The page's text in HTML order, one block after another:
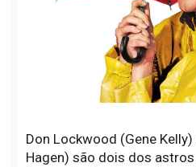
Don Lockwood (Gene
Hagen) são dois dos